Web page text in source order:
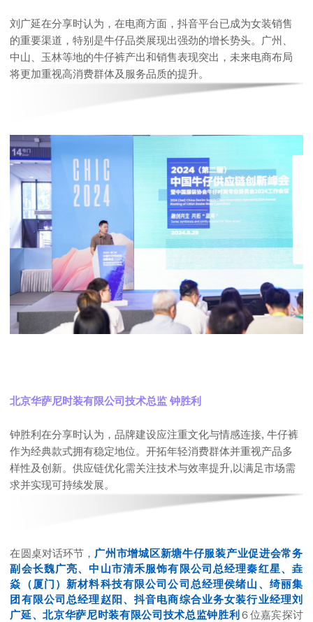
刘广延在分享时认为，在电商方面，抖音平台已成为女装销售
的重要渠道，特别是牛仔品类展现出强劲的增长势头。广州、
中山、玉林等地的牛仔裤产出和销售表现突出，未来电商布局
将更加重视高消费群体及服务品质的提升。
北京华萨尼时装有限公司技术总监 钟胜利
钟胜利在分享时认为，品牌建设应注重文化与情感连接, 牛仔裤
作为经典款式拥有稳定地位。开拓年轻消费群体并重视产品多
样性及创新。供应链优化需关注技术与效率提升,以满足市场需
求并实现可持续发展。
在圆桌对话环节， 广州市增城区新塘牛仔服装产业促进会常务
副会长魏广亮、中山市清禾服饰有限公司总经理秦红星、垚
焱（厦门）新材料科技有限公司公司总经理侯绪山、绮丽集
团有限公司总经理赵阳、抖音电商综合业务女装行业经理刘
广延、北京华萨尼时装有限公司技术总监钟胜利 ６位嘉宾探讨